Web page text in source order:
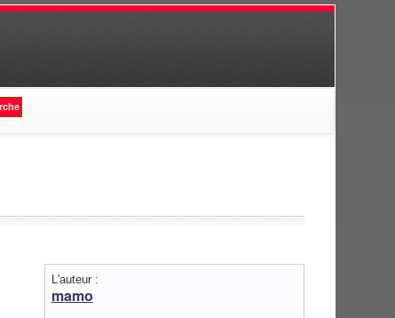
L'auteur :
mamo